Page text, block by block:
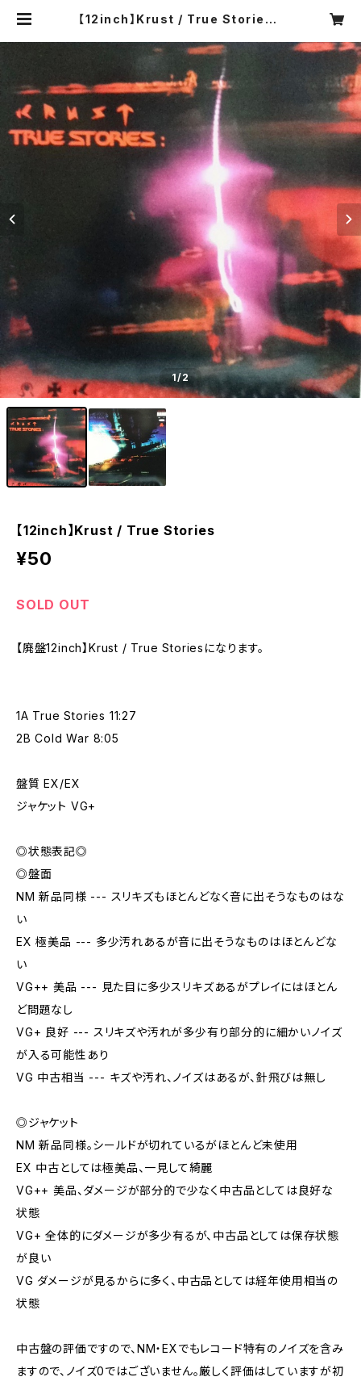
【12inch】Krust / True Stories |
1/2
【12inch】Krust / True Stories
¥50
SOLD OUT
【廃盤12inch】Krust / True Storiesになります。
1A True Stories 11:27
2B Cold War 8:05
盤質 EX/EX
ジャケット VG+
◎状態表記◎
◎盤面
NM 新品同様 --- スリキズもほとんどなく音に出そうなものはな
い
EX 極美品 --- 多少汚れあるが音に出そうなものはほとんどな
い
VG++ 美品 --- 見た目に多少スリキズあるがプレイにはほとん
ど問題なし
VG+ 良好 --- スリキズや汚れが多少有り部分的に細かいノイズ
が入る可能性あり
VG 中古相当 --- キズや汚れ、ノイズはあるが、針飛びは無し
◎ジャケット
NM 新品同様。シールドが切れているがほとんど未使用
EX 中古としては極美品、一見して綺麗
VG++ 美品、ダメージが部分的で少なく中古品としては良好な
状態
VG+ 全体的にダメージが多少有るが、中古品としては保存状態
が良い
VG ダメージが見るからに多く、中古品としては経年使用相当の
状態
中古盤の評価ですので、NM・EXでもレコード特有のノイズを含み
ますので、ノイズ0ではございません。厳しく評価はしていますが初